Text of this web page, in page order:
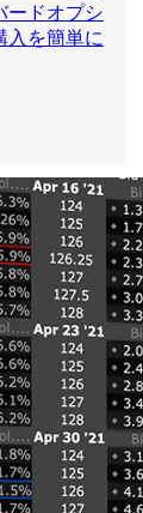
ードオプシ
入を簡単に